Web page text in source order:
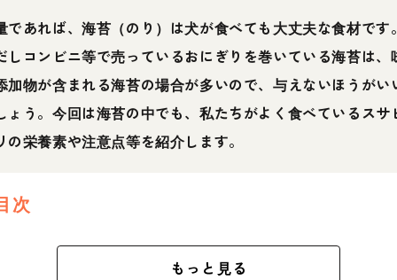
であれば、海苔（のり）は犬が食べても大丈夫な食材です
しコンビニ等で売っているおにぎりを巻いている海苔は、
加物が含まれる海苔の場合が多いので、与えないほうがい
ょう。今回は海苔の中でも、私たちがよく食べているスサ
の栄養素や注意点等を紹介します。
次
もっと見る